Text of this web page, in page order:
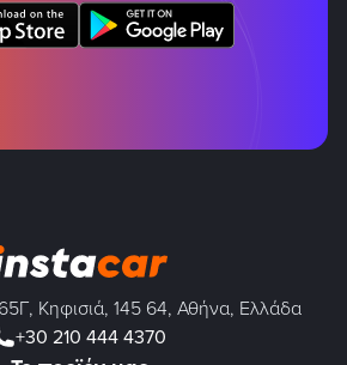
Κηφισιά, 145 64, Αθήνα, Ελλάδα
+30 210 444 4370